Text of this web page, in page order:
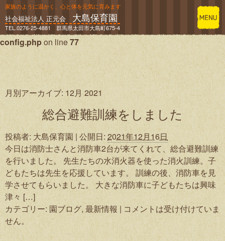
Warning: Constant WP_DEBUG already defined in
/home/andp/oosima-hoikuen.net/public_html/wp-
config.phpon line77
家族のように温かく、心と体を元気に育みます
社会福祉法人 正元会 大島保育園
TEL.0276-25-4881 群馬県太田市大島町675-4
月別アーカイブ:12月 2021
総合避難訓練をしました
投稿者: 大島保育園 |公開日:2021年12月16日
今日は消防士さんと消防車2台が来てくれて、総合避難訓練
を行いました。 先生たちの水消火器を使った消火訓練。子
どもたちは先生を応援しています。 訓練の後、消防車を見
学させてもらいました。 大きな消防車に子どもたちは興味
津々 […]
カテゴリー: 園ブログ, 最新情報 | コメントは受け付けていま
せん。